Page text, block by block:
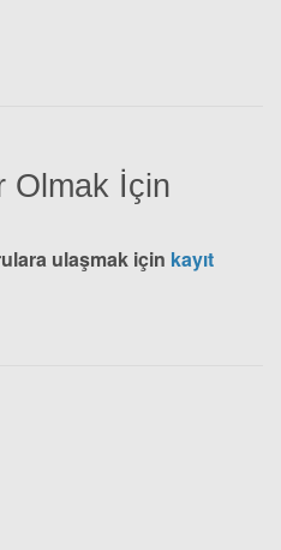
Olmak İçin
ulaşmak için kayıt